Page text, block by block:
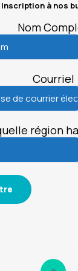
Inscription à nos
Nom
Courriel
région